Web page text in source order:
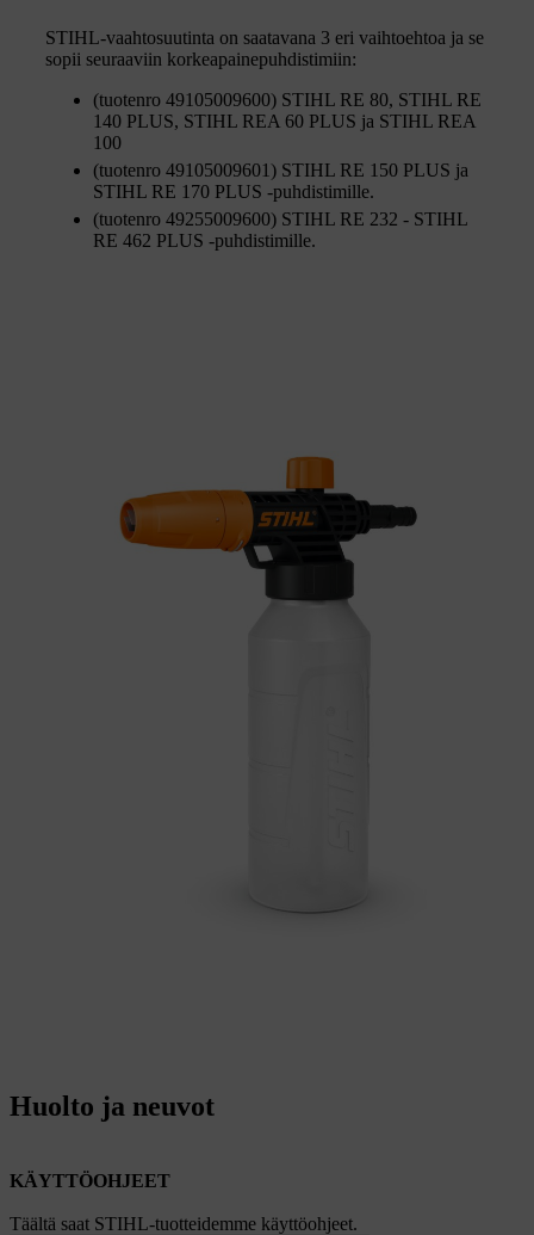
STIHL-vaahtosuutinta on saatavana 3 eri vaihtoehtoa ja se
sopii seuraaviin korkeapainepuhdistimiin:
(tuotenro 49105009600) STIHL RE 80, STIHL RE
140 PLUS, STIHL REA 60 PLUS ja STIHL REA
100
(tuotenro 49105009601) STIHL RE 150 PLUS ja
STIHL RE 170 PLUS -puhdistimille.
(tuotenro 49255009600) STIHL RE 232 - STIHL
RE 462 PLUS -puhdistimille.
Huolto ja neuvot
KÄYTTÖOHJEET
Täältä saat STIHL-tuotteidemme käyttöohjeet.